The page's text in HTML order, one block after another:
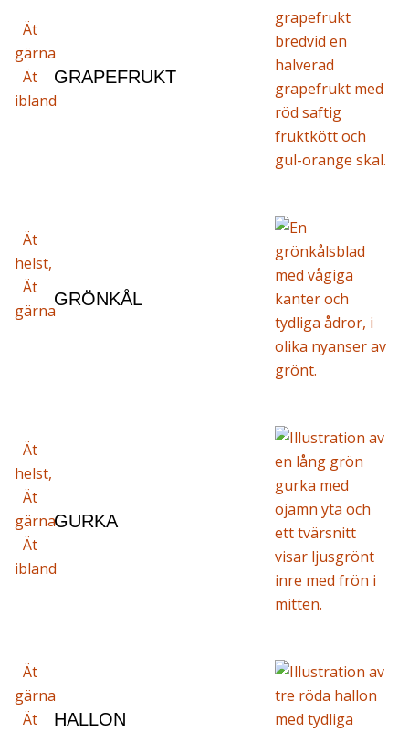
Ät
gärna
Ät
ibland
GRAPEFRUKT
Ät
helst,
Ät
gärna
GRÖNKÅL
Ät
helst,
Ät
gärna
Ät
ibland
GURKA
Ät
gärna
Ät
HALLON